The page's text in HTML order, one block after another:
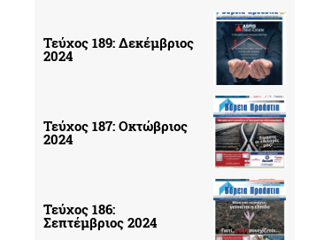
Τεύχος 189: Δεκέμβριος
2024
Τεύχος 187: Οκτώβριος
2024
Τεύχος 186:
Σεπτέμβριος 2024